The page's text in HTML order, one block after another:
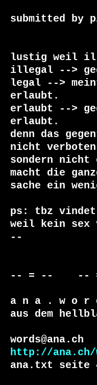
submitted by
lustig weil
illegal -->
legal -->
erlaubt.
erlaubt -->
erlaubt.
denn das
nicht verboten
sondern nicht
macht die
sache ein
ps: tbz
weil kein sex
--
-- = --
a n a . w o r
aus dem
http://ana.ch/
ana.txt seite